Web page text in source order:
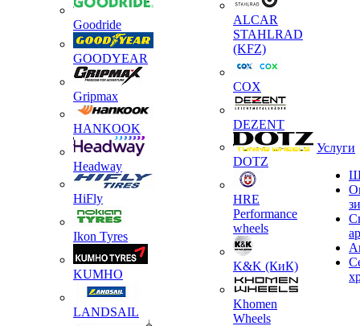
Goodride
GOODYEAR
Gripmax
HANKOOK
Headway
HiFly
Ikon Tyres
KUMHO
LANDSAIL
ALCAR
STAHLRAD
(KFZ)
COX
DEZENT
DOTZ
HRE
Performance
wheels
K&K (КиК)
Khomen
Wheels
Услуги